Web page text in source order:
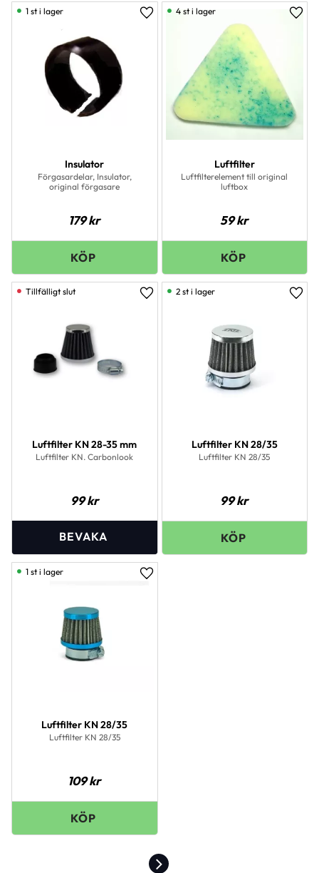
Insulator
Förgasardelar, Insulator,
original förgasare
179kr
Lägg till i favoriter
1 st i lager
Luftfilter
Luftfilterelement till original
luftbox
59kr
4 st i lager
Luftfilter KN 28-35 mm
Luftfilter KN. Carbonlook
99kr
Lägg till i favoriter
Luftfilter KN 28/35
Luftfilter KN 28/35
99kr
2 st i lager
Luftfilter KN 28/35
Luftfilter KN 28/35
109kr
Lägg till i favoriter
1 st i lager